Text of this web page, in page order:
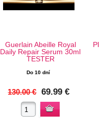
Guerlain Abeille Royal
Daily Repair Serum 30ml
TESTER
Do 10 dní
130.00 € 69.99 €